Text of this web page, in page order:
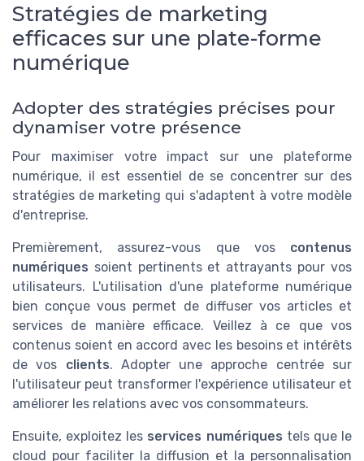
Stratégies de marketing
efficaces sur une plate-forme
numérique
Adopter des stratégies précises pour
dynamiser votre présence
Pour maximiser votre impact sur une plateforme
numérique, il est essentiel de se concentrer sur des
stratégies de marketing qui s'adaptent à votre modèle
d'entreprise.
Premièrement, assurez-vous que vos contenus
numériques soient pertinents et attrayants pour vos
utilisateurs. L'utilisation d'une plateforme numérique
bien conçue vous permet de diffuser vos articles et
services de manière efficace. Veillez à ce que vos
contenus soient en accord avec les besoins et intérêts
de vos clients. Adopter une approche centrée sur
l'utilisateur peut transformer l'expérience utilisateur et
améliorer les relations avec vos consommateurs.
Ensuite, exploitez les services numériques tels que le
cloud pour faciliter la diffusion et la personnalisation